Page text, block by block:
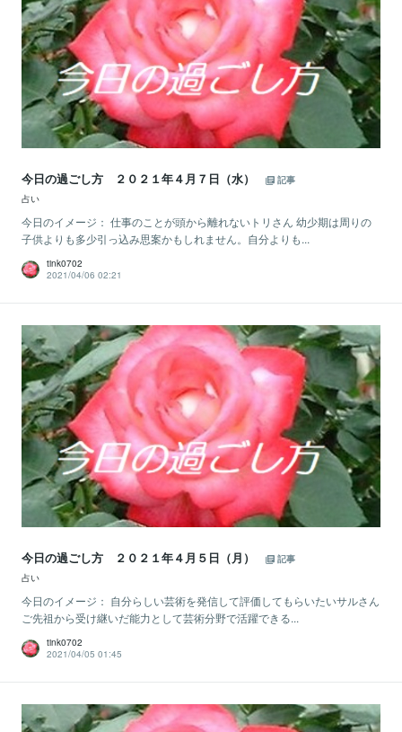
今日の過ごし方 ２０２１年４月７日（水）
記事
占い
今日のイメージ： 仕事のことが頭から離れないトリさん 幼少期は周りの
子供よりも多少引っ込み思案かもしれません。自分よりも...
tink0702
2021/04/06 02:21
今日の過ごし方 ２０２１年４月５日（月）
記事
占い
今日のイメージ： 自分らしい芸術を発信して評価してもらいたいサルさん
ご先祖から受け継いだ能力として芸術分野で活躍できる...
tink0702
2021/04/05 01:45